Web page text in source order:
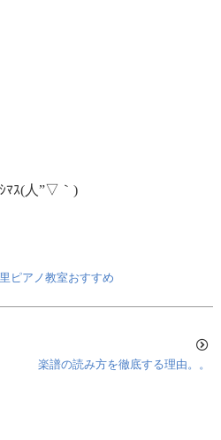
ﾏｽ(人”▽｀)
ピアノ教室おすすめ
楽譜の読み方を徹底する理由。。